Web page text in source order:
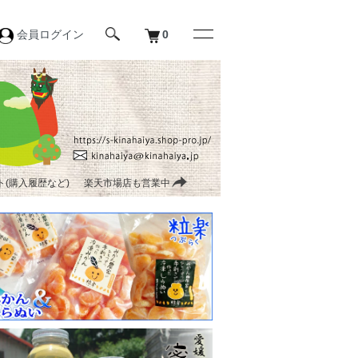
会員ログイン 0
(購入履歴など) 楽天市場店も営業中